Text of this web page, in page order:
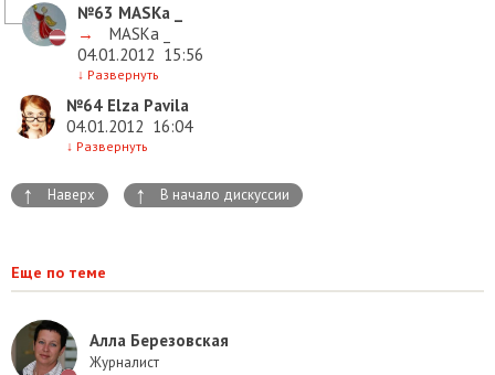
№63 MASKa _
→
MASKa _
04.01.2012 15:56
↓ Развернуть
№64 Elza Pavila
04.01.2012 16:04
↓ Развернуть
↑ Наверх ↑ В начало дискуссии
Еще по теме
Алла Березовская
Журналист